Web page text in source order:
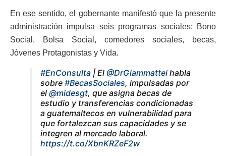
En ese sentido, el gobernante manifestó que la presente
administración impulsa seis programas sociales: Bono
Social, Bolsa Social, comedores sociales, becas,
Jóvenes Protagonistas y Vida.
#EnConsulta | El @DrGiammattei habla
sobre #BecasSociales, impulsadas por
el @midesgt, que asigna becas de
estudio y transferencias condicionadas
a guatemaltecos en vulnerabilidad para
que fortalezcan sus capacidades y se
integren al mercado laboral.
https://t.co/XbnKRZeF2w